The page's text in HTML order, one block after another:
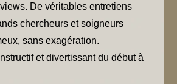
De véritables entretiens
chercheurs et soigneurs
sans exagération.
et divertissant du début à